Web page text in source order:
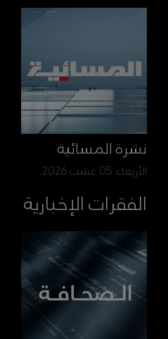
نشرة المسائية
الأربعاء 05 غشت 2026
الفقرات الإخبارية